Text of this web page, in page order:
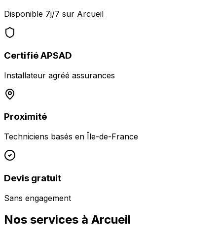
Disponible 7j/7 sur Arcueil
Certifié APSAD
Installateur agréé assurances
Proximité
Techniciens basés en Île-de-France
Devis gratuit
Sans engagement
Nos services à Arcueil